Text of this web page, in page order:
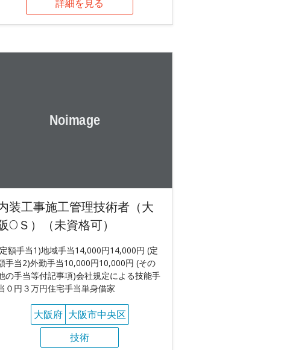
詳細を見る
装工事施工管理技術者（大
ОＳ）（未資格可）
額手当1)地域手当14,000円14,000円 (定
手当2)外勤手当10,000円10,000円 (その
の手当等付記事項)会社規定による技能手
０円３万円住宅手当単身借家
大阪府 大阪市中央区
技術